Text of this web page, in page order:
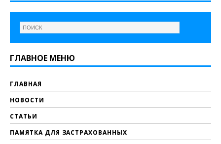
ГЛАВНОЕ МЕНЮ
ГЛАВНАЯ
НОВОСТИ
СТАТЬИ
ПАМЯТКА ДЛЯ ЗАСТРАХОВАННЫХ